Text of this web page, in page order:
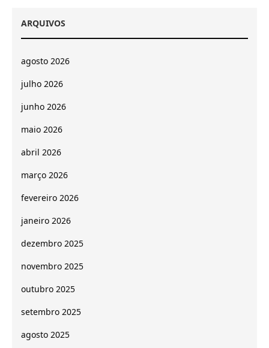
ARQUIVOS
agosto 2026
julho 2026
junho 2026
maio 2026
abril 2026
março 2026
fevereiro 2026
janeiro 2026
dezembro 2025
novembro 2025
outubro 2025
setembro 2025
agosto 2025